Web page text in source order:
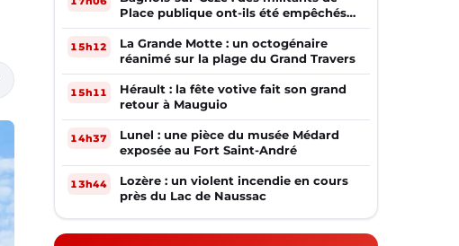
Place publique ont-ils été empêchés
de tracter par la mairie ?
15h12
La Grande Motte : un octogénaire
réanimé sur la plage du Grand Travers
15h11
Hérault : la fête votive fait son grand
retour à Mauguio
14h37
Lunel : une pièce du musée Médard
exposée au Fort Saint-André
13h44
Lozère : un violent incendie en cours
près du Lac de Naussac